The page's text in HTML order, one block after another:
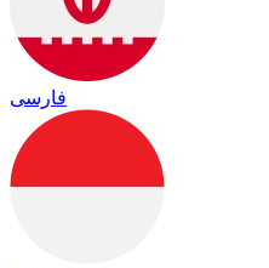
فارسی